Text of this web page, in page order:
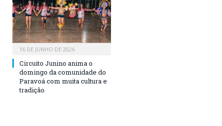
16 DE JUNHO DE 2026
Circuito Junino anima o
domingo da comunidade do
Paravoá com muita cultura e
tradição